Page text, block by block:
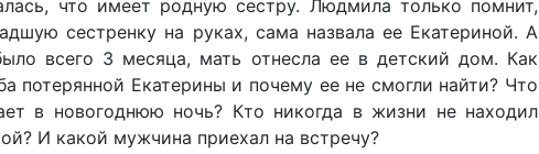
что имеет родную сестру. Людмила только помнит,
сестренку на руках, сама назвала ее Екатериной. А
всего 3 месяца, мать отнесла ее в детский дом. Как
потерянной Екатерины и почему ее не смогли найти? Что
в новогоднюю ночь? Кто никогда в жизни не находил
И какой мужчина приехал на встречу?